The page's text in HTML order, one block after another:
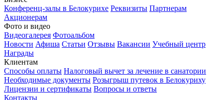
Конференц-залы в Белокурихе Реквизиты Партнерам
Акционерам
Фото и видео
Видеогалерея Фотоальбом
Новости Афиша Статьи Отзывы Вакансии Учебный центр
Награды
Клиентам
Способы оплаты Налоговый вычет за лечение в санатории
Необходимые документы Розыгрыш путевок в Белокуриху
Лицензии и сертификаты Вопросы и ответы
Контакты